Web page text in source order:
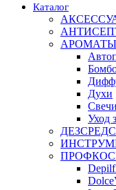
Каталог
АРОМАТЫ
Духи
Свечи
Уход